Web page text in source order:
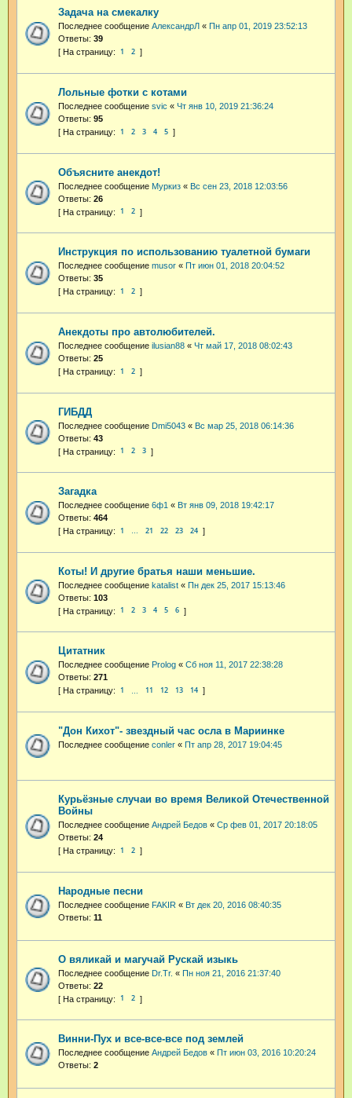
Задача на смекалку
Последнее сообщение АлександрЛ « Пн апр 01, 2019 23:52:13
Ответы: 39
1 2
Лольные фотки с котами
Последнее сообщение svic « Чт янв 10, 2019 21:36:24
Ответы: 95
1 2 3 4 5
Объясните анекдот!
Последнее сообщение Муркиз « Вс сен 23, 2018 12:03:56
Ответы: 26
1 2
Инструкция по использованию туалетной бумаги
Последнее сообщение musor « Пт июн 01, 2018 20:04:52
Ответы: 35
1 2
Анекдоты про автолюбителей.
Последнее сообщение ilusian88 « Чт май 17, 2018 08:02:43
Ответы: 25
1 2
ГИБДД
Последнее сообщение Dmi5043 « Вс мар 25, 2018 06:14:36
Ответы: 43
1 2 3
Загадка
Последнее сообщение 6ф1 « Вт янв 09, 2018 19:42:17
Ответы: 464
1 … 21 22 23 24
Коты! И другие братья наши меньшие.
Последнее сообщение katalist « Пн дек 25, 2017 15:13:46
Ответы: 103
1 2 3 4 5 6
Цитатник
Последнее сообщение Prolog « Сб ноя 11, 2017 22:38:28
Ответы: 271
1 11 12 13 14
"Дон Кихот"- звездный час осла в Мариинке
Последнее сообщение conler « Пт апр 28, 2017 19:04:45
Курьёзные случаи во время Великой Отечественной
Войны
Последнее сообщение Андрей Бедов « Ср фев 01, 2017 20:18:05
Ответы: 24
1 2
Народные песни
Последнее сообщение FAKIR « Вт дек 20, 2016 08:40:35
Ответы: 11
О вяликай и магучай Рускай изыкь
Последнее сообщение Dr.Tr. « Пн ноя 21, 2016 21:37:40
Ответы: 22
1 2
Винни-Пух и все-все-все под землей
Последнее сообщение Андрей Бедов « Пт июн 03, 2016 10:20:24
Ответы: 2